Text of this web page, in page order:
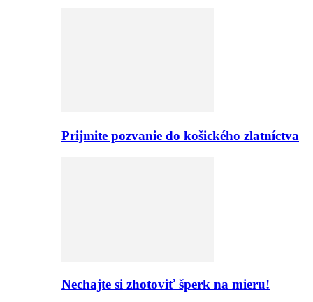
Prijmite pozvanie do košického zlatníctva
Nechajte si zhotoviť šperk na mieru!